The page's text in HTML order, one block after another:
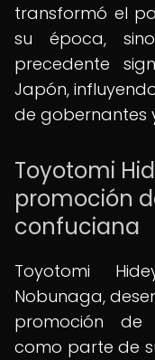
transformó el
su época,
precedente
Japón,
de gobernantes
Toyotomi
promoción
confuciana
Toyotomi
Nobunaga,
promoción de
como parte de